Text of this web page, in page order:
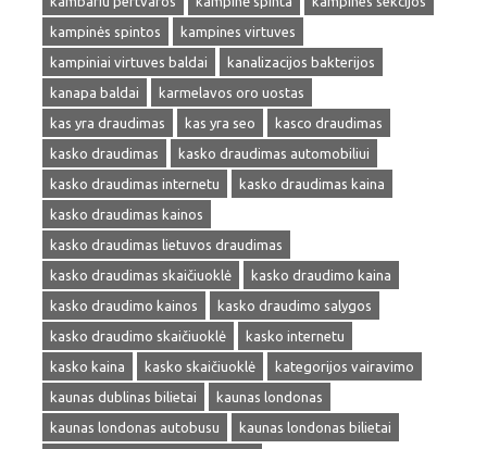
kampinės spintos
kampines virtuves
kampiniai virtuves baldai
kanalizacijos bakterijos
kanapa baldai
karmelavos oro uostas
kas yra draudimas
kas yra seo
kasco draudimas
kasko draudimas
kasko draudimas automobiliui
kasko draudimas internetu
kasko draudimas kaina
kasko draudimas kainos
kasko draudimas lietuvos draudimas
kasko draudimas skaičiuoklė
kasko draudimo kaina
kasko draudimo kainos
kasko draudimo salygos
kasko draudimo skaičiuoklė
kasko internetu
kasko kaina
kasko skaičiuoklė
kategorijos vairavimo
kaunas dublinas bilietai
kaunas londonas
kaunas londonas autobusu
kaunas londonas bilietai